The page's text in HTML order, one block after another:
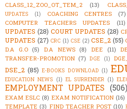
CLASS_12_ZOO_OT_TEM_2
(13)
UPDATES
(1) COACHING CENTRES (7)
COMPUTER TEACHERS UPDATES (11)
UPDATES (28) COURT UPDATES (28)
UPDATES (27) CRC (1) CSE (2) CSE_2 (55)
D.A G.O (5) D.A NEWS (8) DEE (11)
TRANSFER-PROMOTION (7) DGE (1)
DSE_2 (85) E-BOOKS DOWNLOAD (1)
EDUCATION NEWS (1) EL SURRENDER (1)
EMPLOYMENT UPDATES (506)
EXAM ESLC (8) EXAM NOTIFICATION (16)
TEMPLATE (3) FIND TEACHER POST (10)